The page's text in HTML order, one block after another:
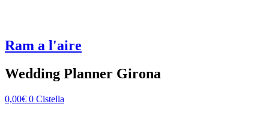
Ram a l'aire
Wedding Planner Girona
0,00€ 0 Cistella